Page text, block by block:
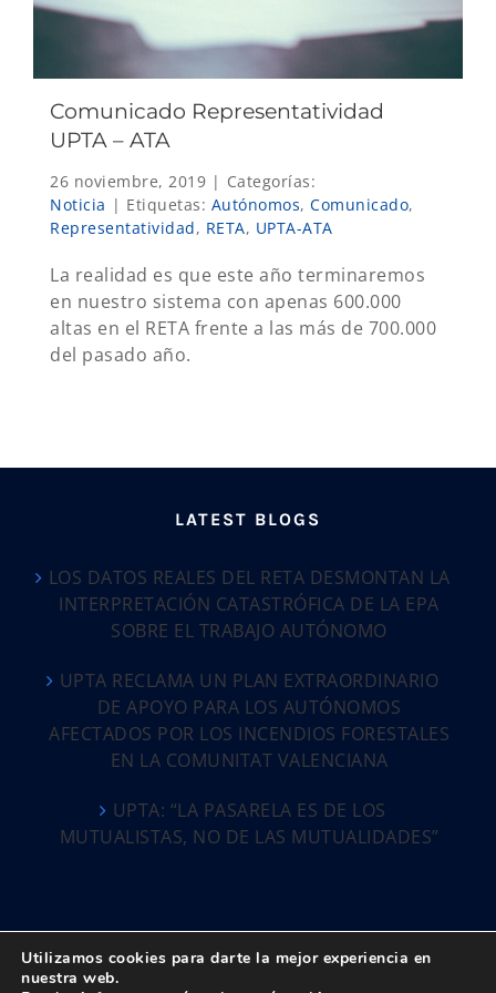
Comunicado Representatividad
UPTA – ATA
26 noviembre, 2019 | Categorías:
Noticia | Etiquetas: Autónomos, Comunicado,
Representatividad, RETA, UPTA-ATA
La realidad es que este año terminaremos
en nuestro sistema con apenas 600.000
altas en el RETA frente a las más de 700.000
del pasado año.
LATEST BLOGS
LOS DATOS REALES DEL RETA DESMONTAN LA
INTERPRETACIÓN CATASTRÓFICA DE LA EPA
SOBRE EL TRABAJO AUTÓNOMO
UPTA RECLAMA UN PLAN EXTRAORDINARIO
DE APOYO PARA LOS AUTÓNOMOS
AFECTADOS POR LOS INCENDIOS FORESTALES
EN LA COMUNITAT VALENCIANA
UPTA: “LA PASARELA ES DE LOS
MUTUALISTAS, NO DE LAS MUTUALIDADES”
Utilizamos cookies para darte la mejor experiencia en
nuestra web.